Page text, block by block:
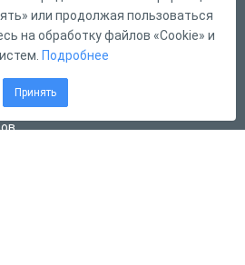
или продолжая пользоваться
на обработку файлов «Cookie» и
Подробнее
Принять